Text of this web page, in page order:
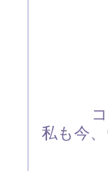
私も今